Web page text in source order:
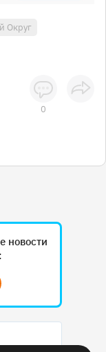
Округ
0
новости